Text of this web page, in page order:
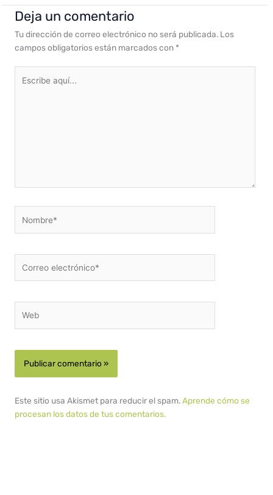
Deja un comentario
Tu dirección de correo electrónico no será publicada. Los
campos obligatorios están marcados con *
aquí...
electrónico*
Este sitio usa Akismet para reducir el spam.Aprende cómo se
procesan los datos de tus comentarios.